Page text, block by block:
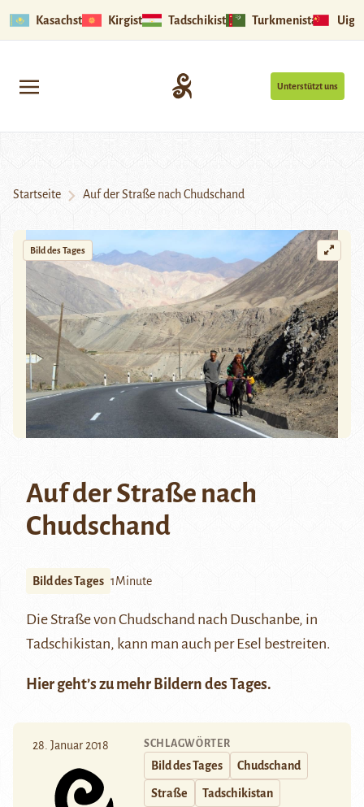
Kasachstan Kirgistan Tadschikistan Turkmenistan
Unterstützt uns
Startseite Auf der Straße nach Chudschand
Bild des Tages
Auf der Straße nach
Chudschand
Bild des Tages 1Minute
Die Straße von Chudschand nach Duschanbe, in
Tadschikistan, kann man auch per Esel bestreiten.
Hier geht’s zu mehr Bildern des Tages.
28. Januar 2018 SCHLAGWÖRTER
Bild des Tages Chudschand
Straße Tadschikistan